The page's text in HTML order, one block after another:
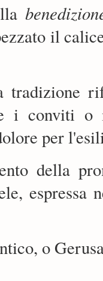
il
tradizione
i conviti
per
della
espressa
o